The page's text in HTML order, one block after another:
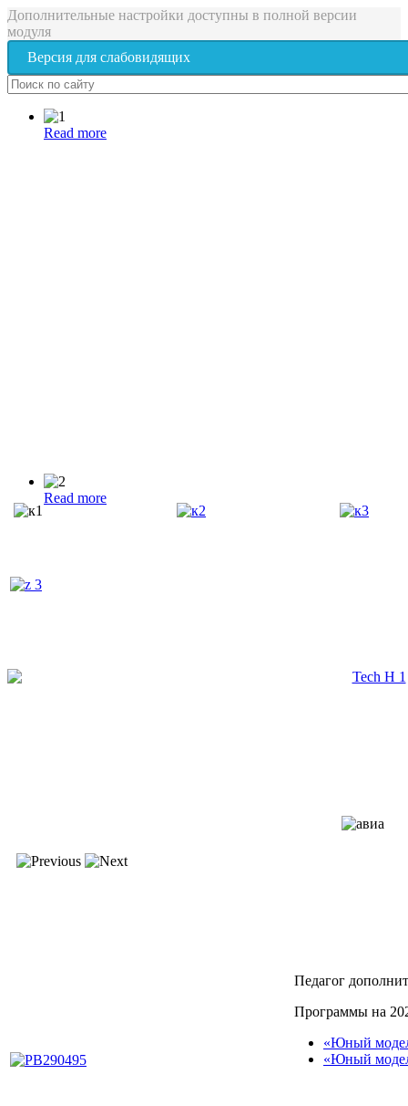
Дополнительные настройки доступны в полной версии
модуля
Версия для слабовидящих
Read more
Read more
Педагог
Программы на
«Юный
«Юный